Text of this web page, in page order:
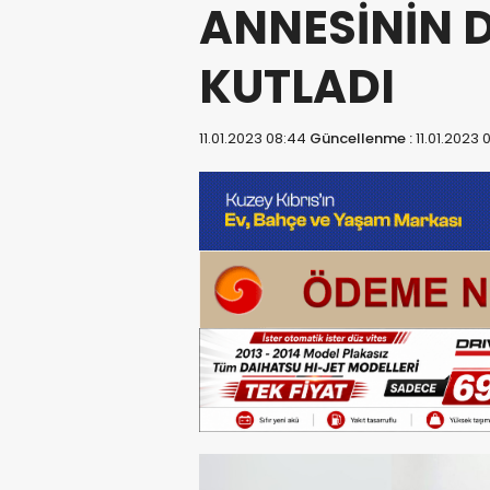
ANNESİNİN
KUTLADI
11.01.2023 08:44 Güncellenme :11.01.2023